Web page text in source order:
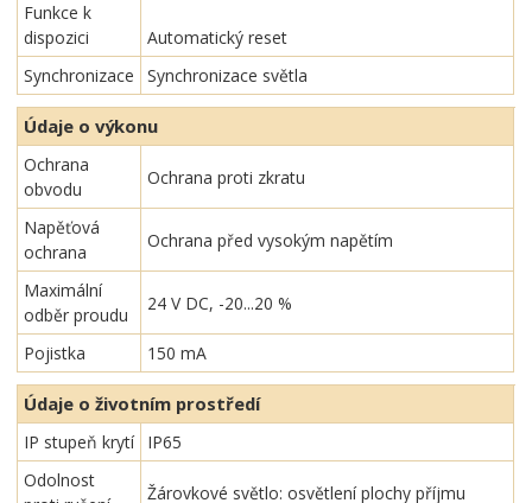
Funkce k
dispozici
Automatický reset
Synchronizace
Synchronizace světla
Údaje o výkonu
Ochrana
obvodu
Ochrana proti zkratu
Napěťová
ochrana
Ochrana před vysokým napětím
Maximální
odběr proudu
24 V DC, -20...20 %
Pojistka 150 mA
Údaje o životním prostředí
IP stupeň krytí
IP65
Odolnost
Žárovkové světlo: osvětlení plochy příjmu